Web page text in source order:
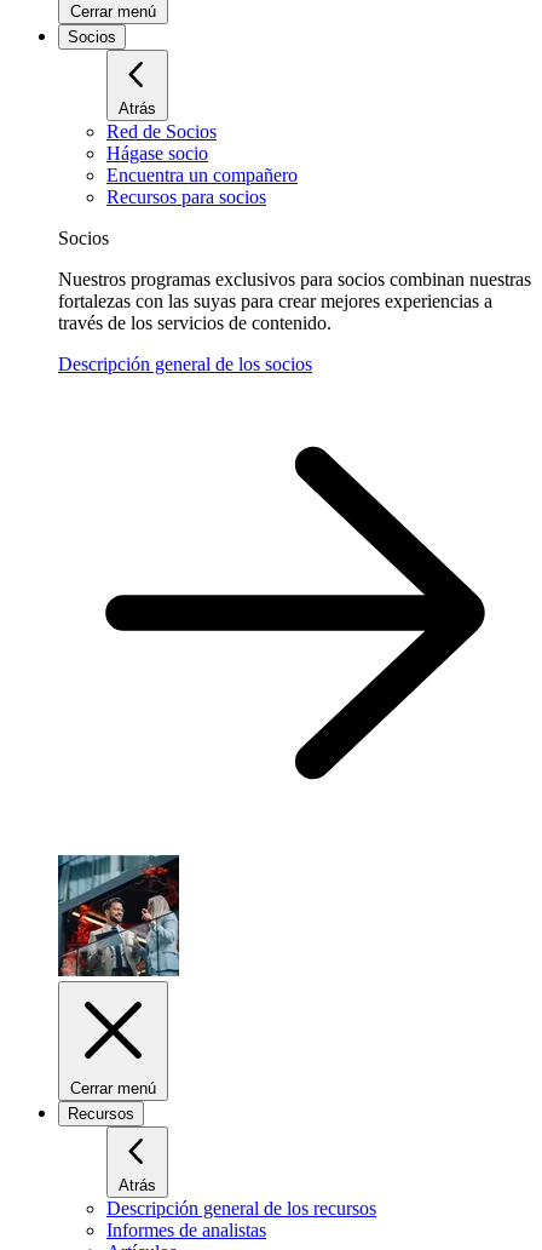
Cerrar menú
Socios
Atrás
Red de Socios
Hágase socio
Encuentra un compañero
Recursos para socios
Socios
Nuestros programas exclusivos para socios combinan nuestras
fortalezas con las suyas para crear mejores experiencias a
través de los servicios de contenido.
Descripción general de los socios
Cerrar menú
Recursos
Atrás
Descripción general de los recursos
Informes de analistas